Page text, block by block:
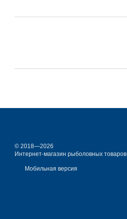
© 2018—2026
Интернет-магазин рыболовных товаров
Мобильная версия